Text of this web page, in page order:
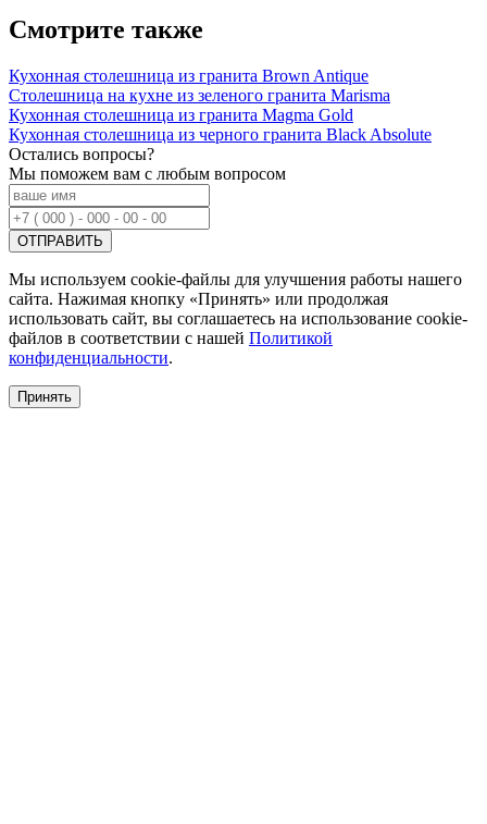
Смотрите также
Кухонная столешница из гранита Brown Antique
Столешница на кухне из зеленого гранита Marisma
Кухонная столешница из гранита Magma Gold
Кухонная столешница из черного гранита Black Absolute
Остались вопросы?
Мы поможем вам с любым вопросом
Мы используем cookie-файлы для улучшения работы нашего
сайта. Нажимая кнопку «Принять» или продолжая
использовать сайт, вы соглашаетесь на использование cookie-
файлов в соответствии с нашей Политикой
конфиденциальности.
Принять